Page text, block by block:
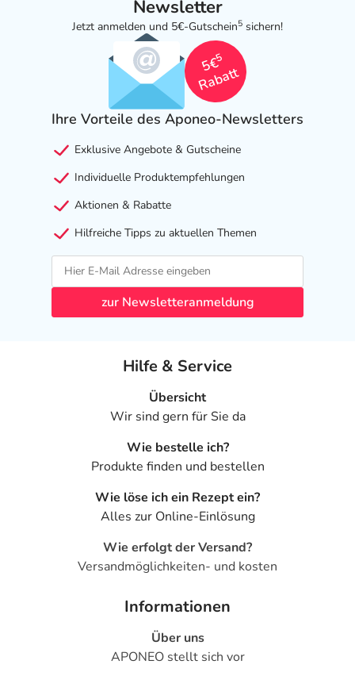
Adresse des Anbieters/Herstellers
Byox Healthcare GmbH
service@byox-healthcare.com
Angaben gem. EU-Produktsicherheitsverordnung (GPSR)
anzeigen
PDF des Beipackzettelskönnen Sie sich oben
Newsletter
Jetzt anmelden und 5€-Gutschein5 sichern!
5€
5
Rabatt
Ihre Vorteile des Aponeo-Newsletters
Exklusive Angebote & Gutscheine
Individuelle Produktempfehlungen
Aktionen & Rabatte
Hilfreiche Tipps zu aktuellen Themen
zur Newsletteranmeldung
Hilfe & Service
Übersicht
Wir sind gern für Sie da
Wie bestelle ich?
Produkte finden und bestellen
Wie löse ich ein Rezept ein?
Alles zur Online-Einlösung
Wie erfolgt der Versand?
Versandmöglichkeiten- und kosten
Informationen
Über uns
APONEO stellt sich vor